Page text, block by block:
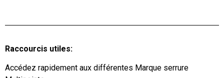
Raccourcis utiles:
Accédez rapidement aux différentes Marque serrure